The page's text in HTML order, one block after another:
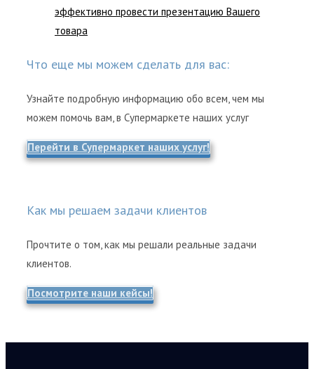
эффективно провести презентацию Вашего
товара
Что еще мы можем сделать для вас:
Узнайте подробную информацию обо всем, чем мы
можем помочь вам, в Супермаркете наших услуг
Перейти в Супермаркет наших услуг!
Как мы решаем задачи клиентов
Прочтите о том, как мы решали реальные задачи
клиентов.
Посмотрите наши кейсы!